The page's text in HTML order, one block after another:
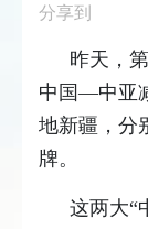
分享到
昨天，
中国—中亚
地新疆，分
牌。
这两大“